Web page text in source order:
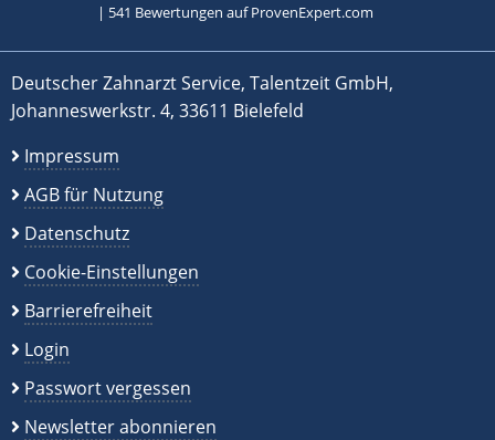
| 541 Bewertungen auf ProvenExpert.com
Deutscher Zahnarzt Service, Talentzeit GmbH,
Johanneswerkstr. 4, 33611 Bielefeld
Impressum
AGB für Nutzung
Datenschutz
Cookie-Einstellungen
Barrierefreiheit
Login
Passwort vergessen
Newsletter abonnieren